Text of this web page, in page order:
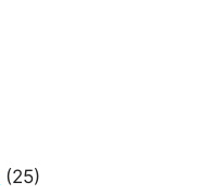
(25)